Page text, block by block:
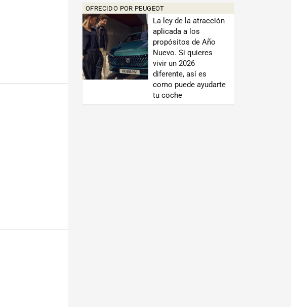
OFRECIDO POR PEUGEOT
La ley de la atracción
aplicada a los
propósitos de Año
Nuevo. Si quieres
vivir un 2026
diferente, así es
como puede ayudarte
tu coche